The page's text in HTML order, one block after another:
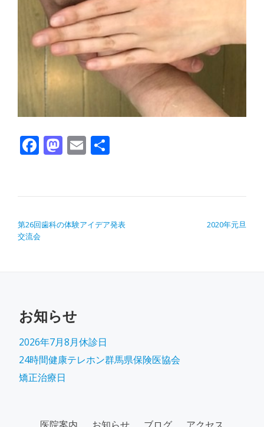
FacebookMastodon
Email
第26回歯科の体験アイデア発表
交流会
2020年元旦
お知らせ
2026年7月8月休診日
24時間健康テレホン群馬県保険医協会
矯正治療日
SECONDARY